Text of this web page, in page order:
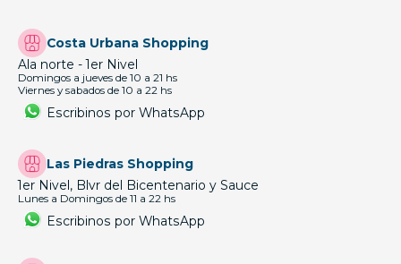
Costa Urbana Shopping
Ala norte - 1er Nivel
Domingos a jueves de 10 a 21 hs
Viernes y sabados de 10 a 22 hs
Escribinos por WhatsApp
Las Piedras Shopping
1er Nivel, Blvr del Bicentenario y Sauce
Lunes a Domingos de 11 a 22 hs
Escribinos por WhatsApp